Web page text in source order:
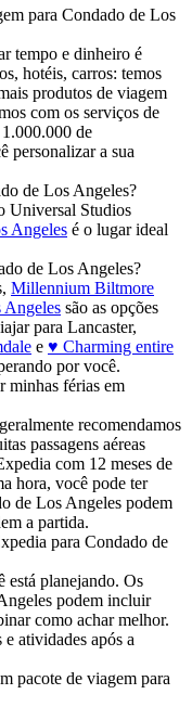
para Condado de Los
tempo e dinheiro é
hotéis, carros: temos
produtos de viagem
com os serviços de
de
personalizar a sua
de Los Angeles?
Universal Studios
Angeles é o lugar ideal
de Los Angeles?
Millennium Biltmore
são as opções
para Lancaster,
e ♥ Charming entire
por você.
minhas férias em
recomendamos
passagens aéreas
com 12 meses de
hora, você pode ter
de Los Angeles podem
a partida.
para Condado de
está planejando. Os
podem incluir
como achar melhor.
atividades após a
pacote de viagem para